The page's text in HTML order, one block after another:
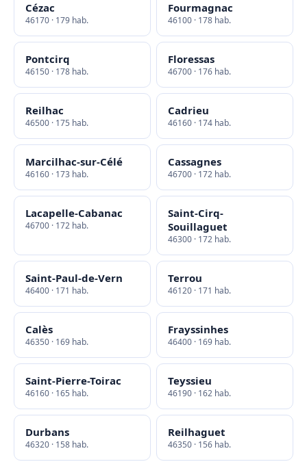
Cézac
46170 · 179 hab.
Fourmagnac
46100 · 178 hab.
Pontcirq
46150 · 178 hab.
Floressas
46700 · 176 hab.
Reilhac
46500 · 175 hab.
Cadrieu
46160 · 174 hab.
Marcilhac-sur-Célé
46160 · 173 hab.
Cassagnes
46700 · 172 hab.
Lacapelle-Cabanac
46700 · 172 hab.
Saint-Cirq-
Souillaguet
46300 · 172 hab.
Saint-Paul-de-Vern
46400 · 171 hab.
Terrou
46120 · 171 hab.
Calès
46350 · 169 hab.
Frayssinhes
46400 · 169 hab.
Saint-Pierre-Toirac
46160 · 165 hab.
Teyssieu
46190 · 162 hab.
Durbans
46320 · 158 hab.
Reilhaguet
46350 · 156 hab.